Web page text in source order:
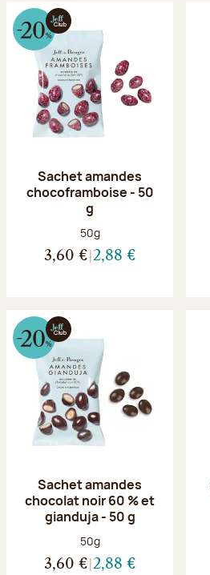
Sachet amandes
chocoframboise - 50
g
Poids net :
50g
3,60 € 2,88 €
Sachet amandes
chocolat noir 60 % et
gianduja - 50 g
Poids net :
50g
3,60 € 2,88 €